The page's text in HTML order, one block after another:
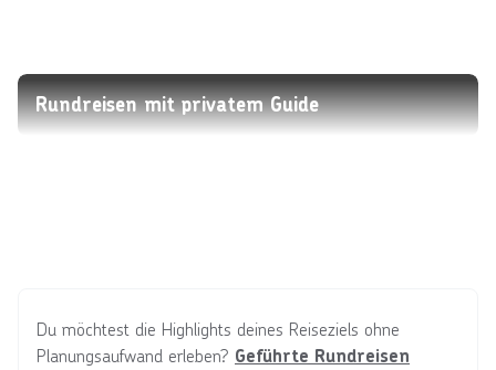
Rundreisen mit privatem Guide
Du möchtest die Highlights deines Reiseziels ohne
Planungsaufwand erleben? Geführte Rundreisen